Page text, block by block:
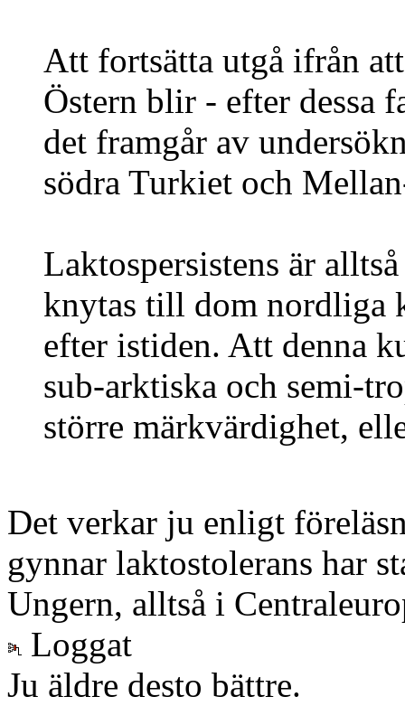
Att fortsätta utgå ifrån
Östern blir - efter dessa
det framgår av
södra Turkiet och
Laktospersistens är
knytas till dom nordliga
efter istiden. Att denna
sub-arktiska och semi-
större märkvärdighet,
Det verkar ju enligt
gynnar laktostolerans har
Ungern, alltså i
Loggat
Ju äldre desto bättre.